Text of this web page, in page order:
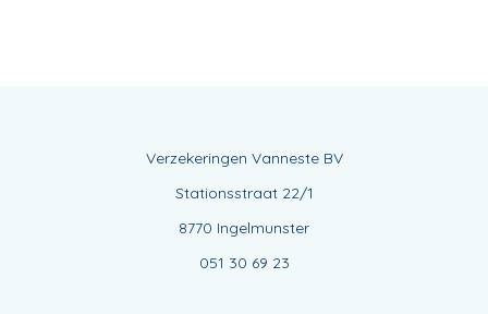
Verzekeringen Vanneste BV
Stationsstraat 22/1
8770 Ingelmunster
051 30 69 23